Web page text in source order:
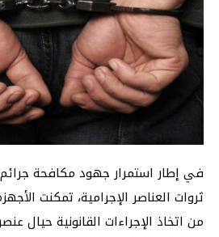
في إطار استمرار جهود مكافحة
ثروات العناصر الإجرامية، تمكنت
من اتخاذ الإجراءات القانونية حيال